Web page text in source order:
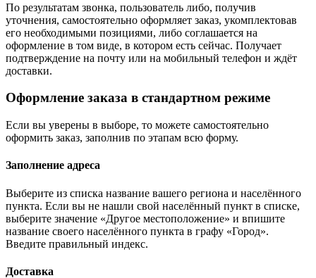
По результатам звонка, пользователь либо, получив
уточнения, самостоятельно оформляет заказ, укомплектовав
его необходимыми позициями, либо соглашается на
оформление в том виде, в котором есть сейчас. Получает
подтверждение на почту или на мобильный телефон и ждёт
доставки.
Оформление заказа в стандартном режиме
Если вы уверены в выборе, то можете самостоятельно
оформить заказ, заполнив по этапам всю форму.
Заполнение адреса
Выберите из списка название вашего региона и населённого
пункта. Если вы не нашли свой населённый пункт в списке,
выберите значение «Другое местоположение» и впишите
название своего населённого пункта в графу «Город».
Введите правильный индекс.
Доставка